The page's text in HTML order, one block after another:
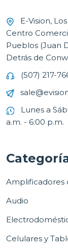
E-Vision,
Centro
Pueblos (Juan
Detrás de
(507) 217-
Lunes a
a.m. - 6:00 p.m.
Amplificadores
Audio
Celulares y